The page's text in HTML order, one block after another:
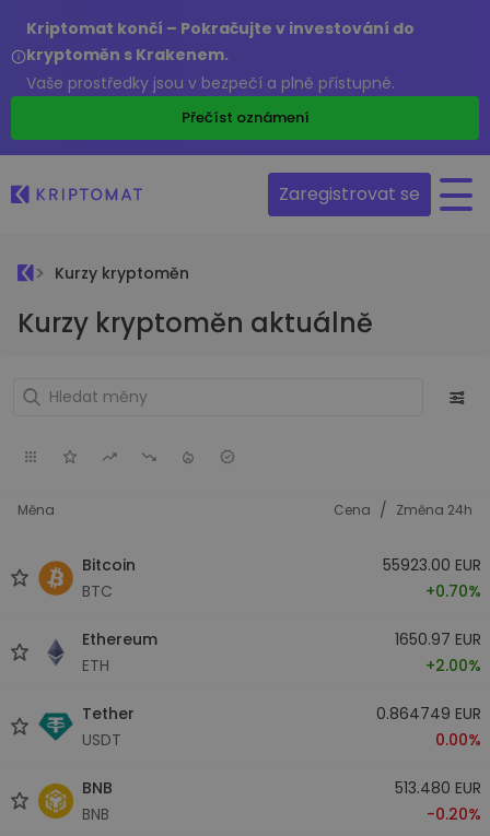
Kriptomat končí – Pokračujte v investování do
kryptoměn s Krakenem.
Vaše prostředky jsou v bezpečí a plně přístupné.
Přečíst oznámení
Zaregistrovat se
Kurzy kryptoměn
Kurzy kryptoměn aktuálně
Měna Cena / Změna 24h
Bitcoin
BTC
55923.00 EUR
+0.70%
Ethereum
ETH
1650.97 EUR
+2.00%
Tether
USDT
0.864749 EUR
0.00%
BNB
BNB
513.480 EUR
-0.20%